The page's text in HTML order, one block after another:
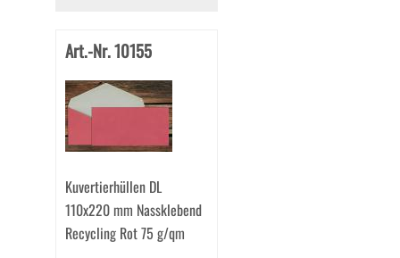
Art.-Nr. 10155
Kuvertierhüllen DL
110x220 mm Nassklebend
Recycling Rot 75 g/qm